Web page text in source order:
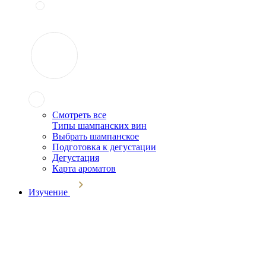
Смотреть все
Типы шампанских вин
Выбрать шампанское
Подготовка к дегустации
Дегустация
Карта ароматов
Изучение